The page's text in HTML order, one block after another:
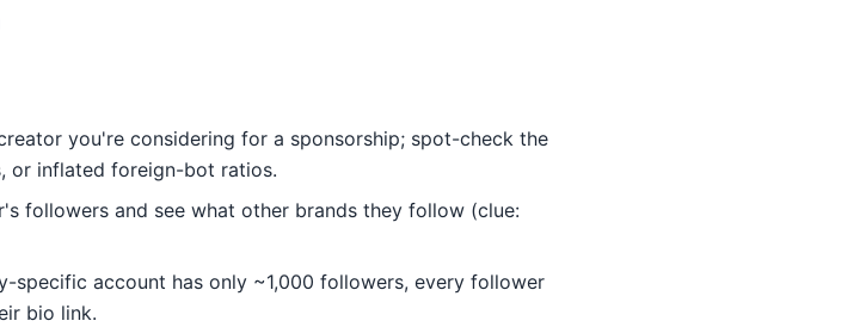
you're considering for a sponsorship; spot-check the
or inflated foreign-bot ratios.
followers and see what other brands they follow (clue:
specific account has only ~1,000 followers, every follower
bio link.